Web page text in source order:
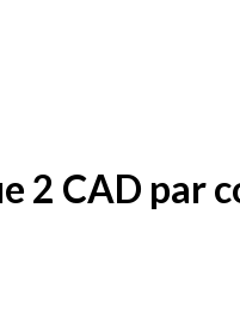
2 CAD par